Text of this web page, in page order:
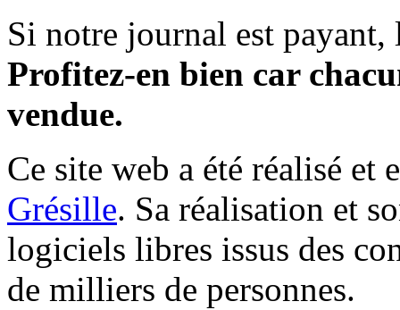
Si notre journal est payant,
Profitez-en bien car
vendue.
Ce site web a été réalisé et
Grésille. Sa réalisation et
logiciels libres issus des
de milliers de personnes.